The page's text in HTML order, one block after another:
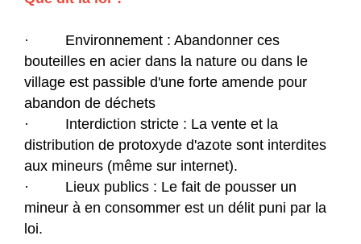
· Environnement : Abandonner ces
bouteilles en acier dans la nature ou dans le
village est passible d'une forte amende pour
abandon de déchets
· Interdiction stricte : La vente et la
distribution de protoxyde d'azote sont interdites
aux mineurs (même sur internet).
· Lieux publics : Le fait de pousser un
mineur à en consommer est un délit puni par la
loi.